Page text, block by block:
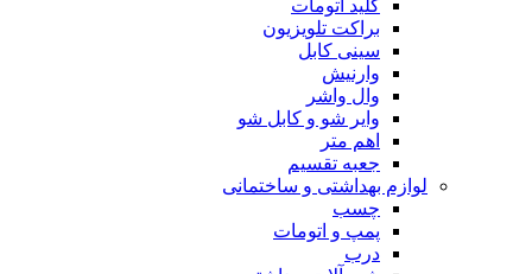
کلید اتومات
براکت تلویزیون
سینی کابل
وارنیش
وال واشر
وایر شو و کابل شو
اهم متر
جعبه تقسیم
لوازم بهداشتی و ساختمانی
چسب
پمپ و اتومات
درب